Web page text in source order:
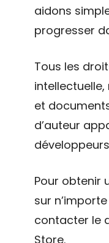
aidons
progresser
Tous les
et
d’auteur
Pour obtenir
sur
contacter le
Store.